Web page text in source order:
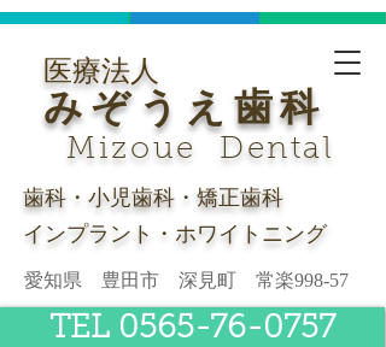
医療法人
みぞうえ歯科
Mizoue Dental
歯科・小児歯科・矯正歯科
インプラント・ホワイトニング
愛知県 豊田市 深見町 常楽998-57
TEL 0565-76-0757